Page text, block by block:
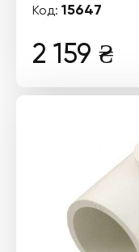
Код: 15647
2 159 ₴